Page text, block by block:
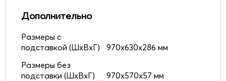
Дополнительно
Размеры с
подставкой (ШxВxГ)
970x630x286 мм
Размеры без
подставки (ШxВxГ)
970x570x57 мм